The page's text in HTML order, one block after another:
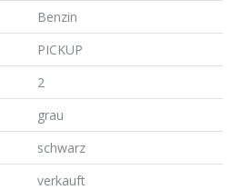
Benzin
PICKUP
2
grau
schwarz
verkauft